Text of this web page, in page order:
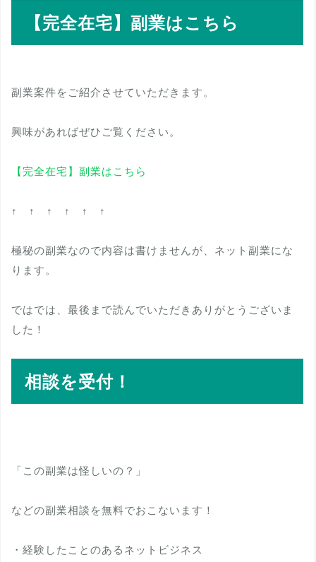
【完全在宅】副業はこちら
副業案件をご紹介させていただきます。
興味があればぜひご覧ください。
【完全在宅】副業はこちら
↑ ↑ ↑ ↑ ↑ ↑
極秘の副業なので内容は書けませんが、ネット副業にな
ります。
ではでは、最後まで読んでいただきありがとうございま
した！
相談を受付！
「この副業は怪しいの？」
などの副業相談を無料でおこないます！
・経験したことのあるネットビジネス